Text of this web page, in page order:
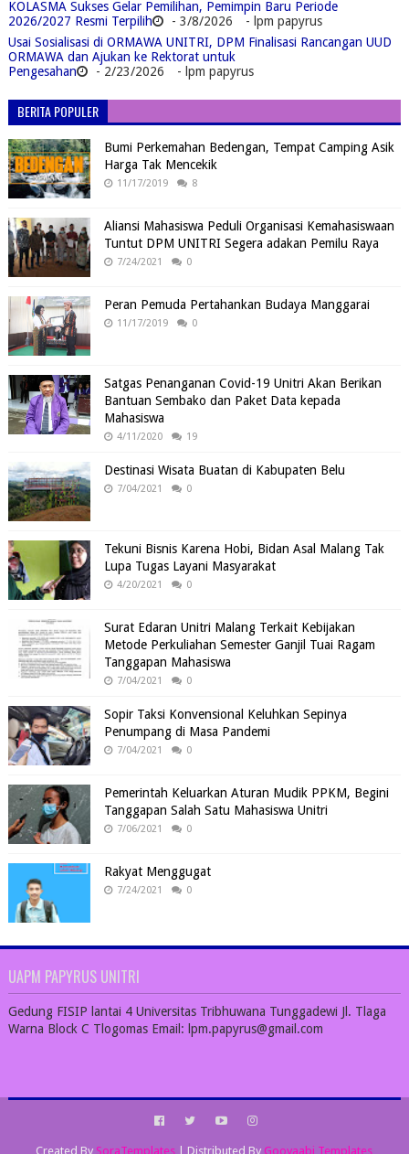
KOLASMA Sukses Gelar Pemilihan, Pemimpin Baru Periode
2026/2027 Resmi Terpilih
- 3/8/2026
- lpm papyrus
Usai Sosialisasi di ORMAWA UNITRI, DPM Finalisasi Rancangan UUD
ORMAWA dan Ajukan ke Rektorat untuk
Pengesahan
- 2/23/2026 - lpm papyrus
BERITA POPULER
Bumi Perkemahan Bedengan, Tempat Camping Asik
Harga Tak Mencekik
11/17/2019 8
Aliansi Mahasiswa Peduli Organisasi Kemahasiswaan
Tuntut DPM UNITRI Segera adakan Pemilu Raya
7/24/2021 0
Peran Pemuda Pertahankan Budaya Manggarai
11/17/2019 0
Satgas Penanganan Covid-19 Unitri Akan Berikan
Bantuan Sembako dan Paket Data kepada
Mahasiswa
4/11/2020 19
Destinasi Wisata Buatan di Kabupaten Belu
7/04/2021 0
Tekuni Bisnis Karena Hobi, Bidan Asal Malang Tak
Lupa Tugas Layani Masyarakat
4/20/2021 0
Surat Edaran Unitri Malang Terkait Kebijakan
Metode Perkuliahan Semester Ganjil Tuai Ragam
Tanggapan Mahasiswa
7/04/2021 0
Sopir Taksi Konvensional Keluhkan Sepinya
Penumpang di Masa Pandemi
7/04/2021 0
Pemerintah Keluarkan Aturan Mudik PPKM, Begini
Tanggapan Salah Satu Mahasiswa Unitri
7/06/2021 0
Rakyat Menggugat
7/24/2021 0
UAPM PAPYRUS UNITRI
Gedung FISIP lantai 4 Universitas Tribhuwana Tunggadewi Jl. Tlaga
Warna Block C Tlogomas Email: lpm.papyrus@gmail.com
Created By SoraTemplates | Distributed By Gooyaabi Templates